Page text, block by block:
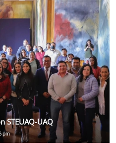
STEUAQ-UAQ
pm